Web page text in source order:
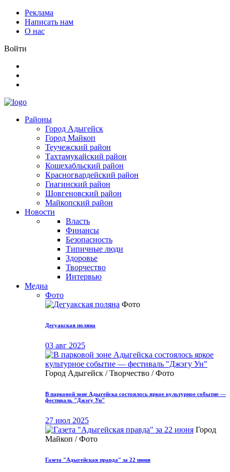
Реклама
Написать нам
О нас
Войти
Районы
Город Адыгейск
Город Майкоп
Теучежский район
Тахтамукайский район
Кошехабльский район
Красногвардейский район
Гиагинский район
Шовгеновский район
Майкопский район
Новости
Власть
Финансы
Безопасность
Типичные люди
Здоровье
Творчество
Интервью
Медиа
Фото
Фото
Дегуакская поляна
03 авг 2025
Город Адыгейск / Творчество / Фото
В парковой зоне Адыгейска состоялось яркое культурное событие —
фестиваль "Джэгу Ун"
27 июл 2025
Город
Майкоп / Фото
Газета "Адыгейская правда" за 22 июня